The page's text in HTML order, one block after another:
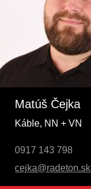
Matúš Čejka
Káble, NN + VN
0917 143 798
cejka@radeton.sk